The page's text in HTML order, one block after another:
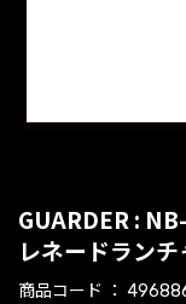
GUARDER :
レネードランチ
商品コード